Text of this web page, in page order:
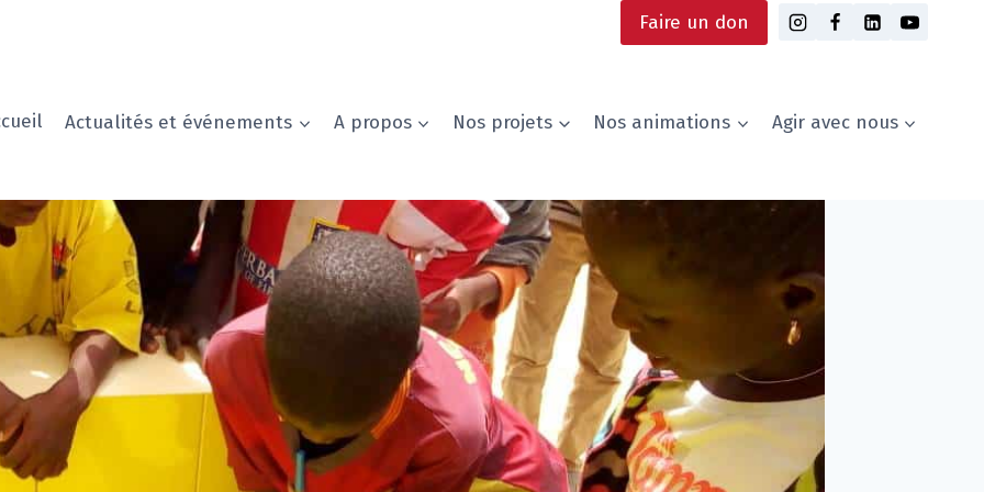
Faire un don
Actualités et événements A propos Nos projets Nos animations Agir avec nous